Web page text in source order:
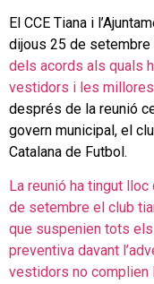
El CCE Tiana i
dijous 25 de setembre
dels acords als quals
vestidors i les
després de la reunió
govern municipal, el
Catalana de Futbol.
La reunió ha tingut
de setembre el club
que suspenien tots
preventiva davant
vestidors no complien